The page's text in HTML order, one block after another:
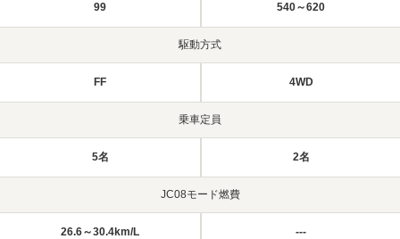
99 540～620
駆動方式
FF 4WD
乗車定員
5名 2名
JC08モード燃費
26.6～30.4km/L ---